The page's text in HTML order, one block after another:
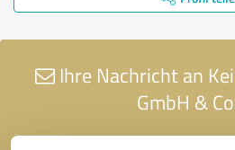
Ihre Nachricht an
GmbH &